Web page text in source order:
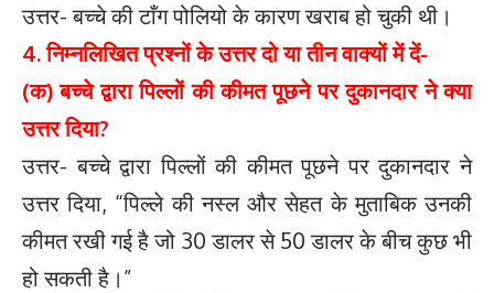
उत्तर- बच्चे की टाँग पोलियो के कारण खराब हो चुकी थी।
4. निम्नलिखित प्रश्नों के उत्तर दो या तीन वाक्यों में दें-
(क) बच्चे द्वारा पिल्लों की कीमत पूछने पर दुकानदार ने क्या
उत्तर दिया?
उत्तर- बच्चे द्वारा पिल्लों की कीमत पूछने पर दुकानदार ने
उत्तर दिया, “पिल्ले की नस्ल और सेहत के मुताबिक उनकी
कीमत रखी गई है जो 30 डालर से 50 डालर के बीच कुछ भी
हो सकती है।”